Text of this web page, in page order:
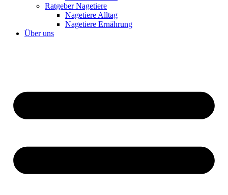
Ratgeber Nagetiere
Nagetiere Alltag
Nagetiere Ernährung
Über uns